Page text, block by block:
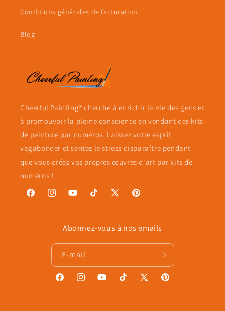
Conditions générales de facturation
Blog
Cheerful Painting® cherche à enrichir la vie des gens et
à promouvoir la pleine conscience en vendant des kits
de peinture par numéros. Laissez votre esprit
vagabonder et sentez le stress disparaître pendant
que vous créez vos propres œuvres d'art par kits de
numéros !
FacebookInstagramYouTubeTikTok
X
Pinterest
Abonnez-vous à nos emails
E-mail
FacebookInstagramYouTubeTikTok
X
Pinterest